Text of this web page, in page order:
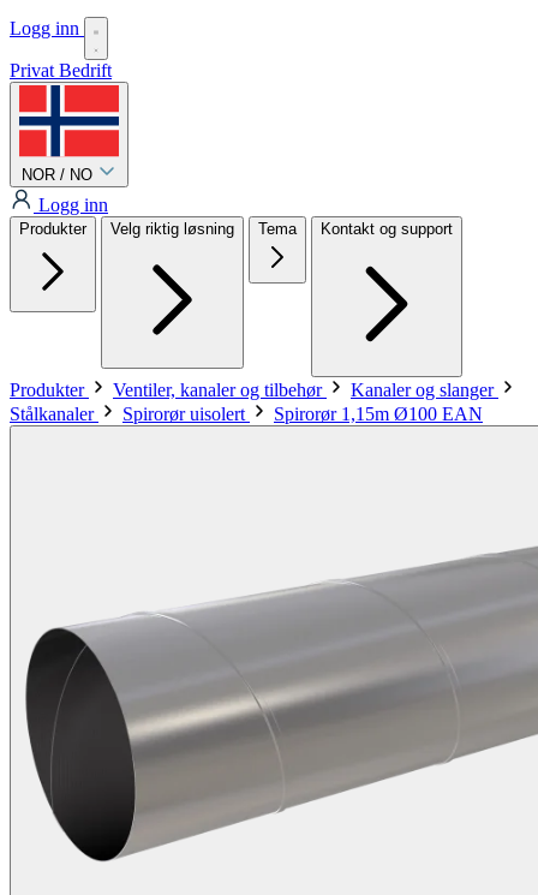
Logg inn
Privat Bedrift
NOR / NO
Logg inn
Produkter Velg riktig løsning Tema Kontakt og support
Produkter Ventiler, kanaler og tilbehør
Kanaler og slanger
Stålkanaler
Spirorør uisolert Spirorør 1,15m Ø100 EAN